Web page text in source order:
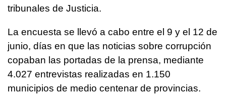
tribunales de Justicia.
La encuesta se llevó a cabo entre el 9 y el 12 de
junio, días en que las noticias sobre corrupción
copaban las portadas de la prensa, mediante
4.027 entrevistas realizadas en 1.150
municipios de medio centenar de provincias.